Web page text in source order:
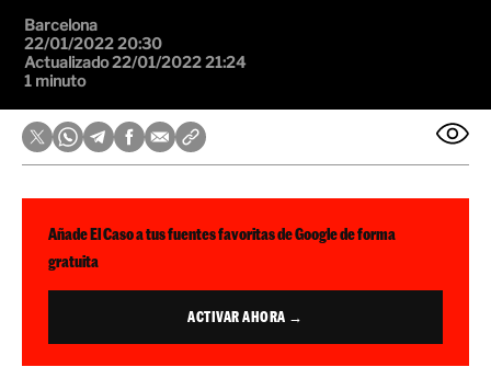
Barcelona
22/01/2022 20:30
Actualizado 22/01/2022 21:24
1 minuto
Añade El Caso a tus fuentes favoritas de Google de forma
gratuita
ACTIVAR AHORA →